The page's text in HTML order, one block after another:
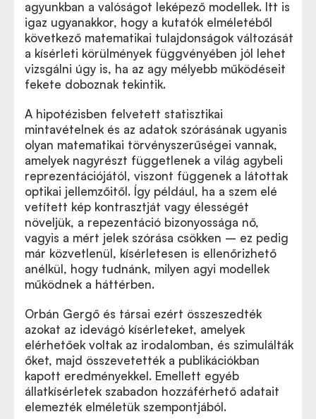
agyunkban a valóságot leképező modellek. Itt is
igaz ugyanakkor, hogy a kutatók elméletéből
következő matematikai tulajdonságok változását
a kísérleti körülmények függvényében jól lehet
vizsgálni úgy is, ha az agy mélyebb működéseit
fekete doboznak tekintik.
A hipotézisben felvetett statisztikai
mintavételnek és az adatok szórásának ugyanis
olyan matematikai törvényszerűségei vannak,
amelyek nagyrészt függetlenek a világ agybeli
reprezentációjától, viszont függenek a látottak
optikai jellemzőitől. Így például, ha a szem elé
vetített kép kontrasztját vagy élességét
növeljük, a repezentáció bizonyossága nő,
vagyis a mért jelek szórása csökken – ez pedig
már közvetlenül, kísérletesen is ellenőrizhető
anélkül, hogy tudnánk, milyen agyi modellek
működnek a háttérben.
Orbán Gergő és társai ezért összeszedték
azokat az idevágó kísérleteket, amelyek
elérhetőek voltak az irodalomban, és szimulálták
őket, majd összevetették a publikációkban
kapott eredményekkel. Emellett egyéb
állatkísérletek szabadon hozzáférhető adatait
elemezték elméletük szempontjából.